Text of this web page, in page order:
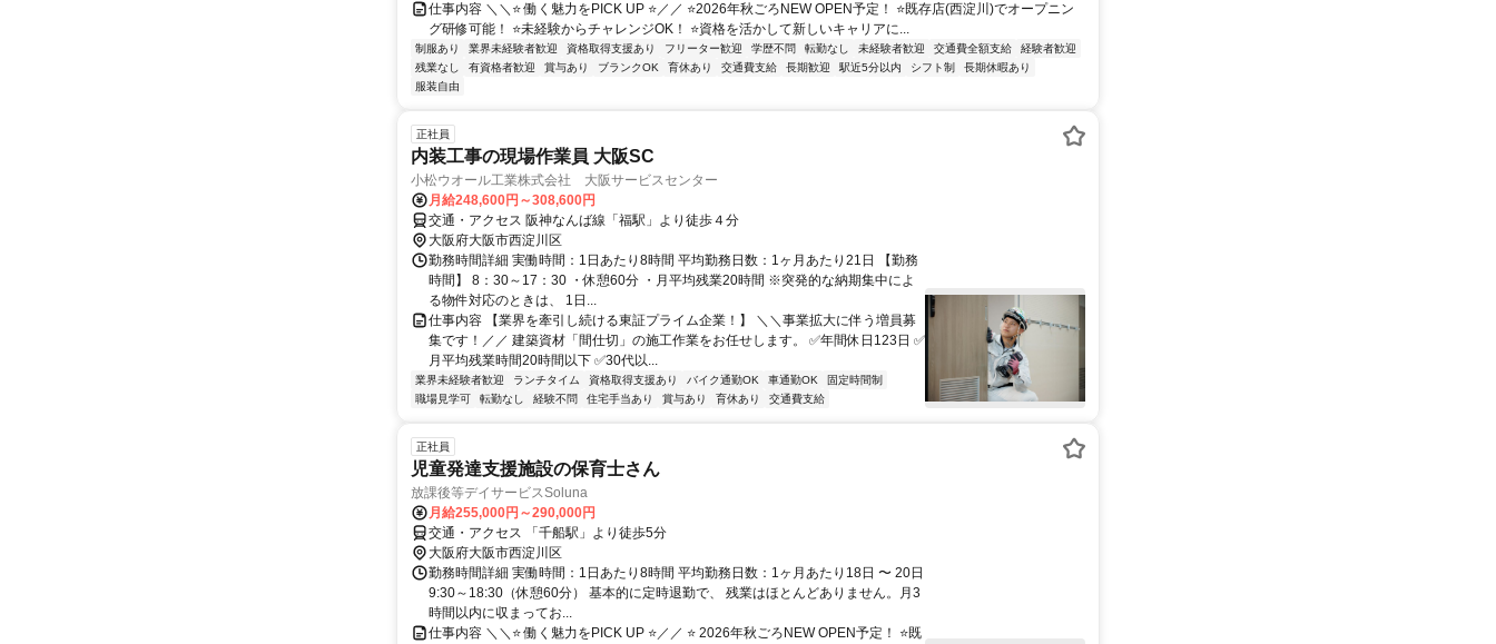
仕事内容 ＼＼⭐ 働く魅力をPICK UP ⭐／／ ⭐2026年秋ごろNEW OPEN予定！ ⭐既存店(西淀川)でオープニン
グ研修可能！ ⭐未経験からチャレンジOK！ ⭐資格を活かして新しいキャリアに...
制服あり 業界未経験者歓迎 資格取得支援あり フリーター歓迎 学歴不問 転勤なし 未経験者歓迎 交通費全額支給
経験者歓迎
残業なし
有資格者歓迎 賞与あり ブランクOK 育休あり 交通費支給 長期歓迎 駅近5分以内 シフト制
長期休暇あり
服装自由
正社員
内装工事の現場作業員 大阪SC
小松ウオール工業株式会社 大阪サービスセンター
月給248,600円～308,600円
交通・アクセス 阪神なんば線「福駅」より徒歩４分
大阪府大阪市西淀川区
勤務時間詳細 実働時間：1日あたり8時間 平均勤務日数：1ヶ月あたり21日 【勤務
時間】 8：30～17：30 ・休憩60分 ・月平均残業20時間 ※突発的な納期集中によ
る物件対応のときは、 1日...
仕事内容 【業界を牽引し続ける東証プライム企業！】 ＼＼事業拡大に伴う増員募
集です！／／ 建築資材「間仕切」の施工作業をお任せします。 ✅年間休日123日 ✅
月平均残業時間20時間以下 ✅30代以...
業界未経験者歓迎 ランチタイム 資格取得支援あり バイク通勤OK 車通勤OK
固定時間制
職場見学可
転勤なし 経験不問 住宅手当あり 賞与あり 育休あり 交通費支給
正社員
児童発達支援施設の保育士さん
放課後等デイサービスSoluna
月給255,000円～290,000円
交通・アクセス 「千船駅」より徒歩5分
大阪府大阪市西淀川区
勤務時間詳細 実働時間：1日あたり8時間 平均勤務日数：1ヶ月あたり18日 〜 20日
9:30～18:30（休憩60分） 基本的に定時退勤で、 残業はほとんどありません。月3
時間以内に収まってお...
仕事内容 ＼＼⭐ 働く魅力をPICK UP ⭐／／ ⭐ 2026年秋ごろNEW OPEN予定！ ⭐既